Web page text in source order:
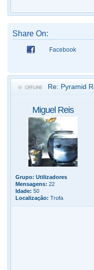
Share On:
Facebook
Re: Pyramid
Miguel Reis
Grupo: Utilizadores
Mensagens: 22
Idade: 50
Localização: Trofa